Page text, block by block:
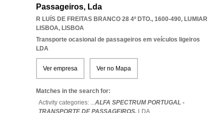
Passageiros, Lda
R LUÍS DE FREITAS BRANCO 28 4º DTO., 1600-490, LUMIAR
LISBOA, LISBOA
Transporte ocasional de passageiros em veículos ligeiros
LDA
Ver empresa Ver no Mapa
Matches in the search for:
Activity categories: ...ALFA SPECTRUM PORTUGAL -
TRANSPORTE DE PASSAGEIROS,
LDA